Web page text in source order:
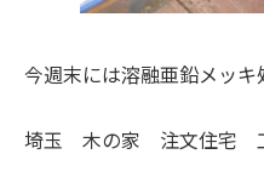
今週末には溶融亜鉛メッキ
埼玉 木の家 注文住宅